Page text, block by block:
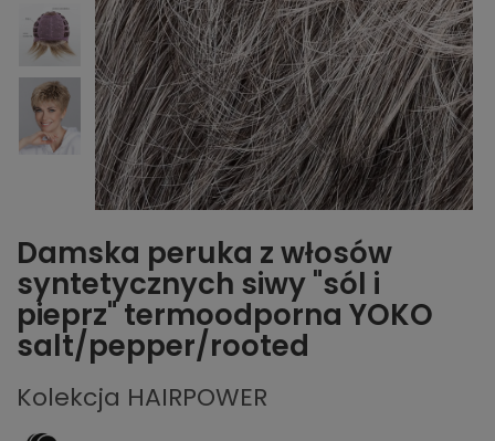
Damska peruka z włosów
syntetycznych siwy "sól i
pieprz" termoodporna YOKO
salt/pepper/rooted
Kolekcja HAIRPOWER